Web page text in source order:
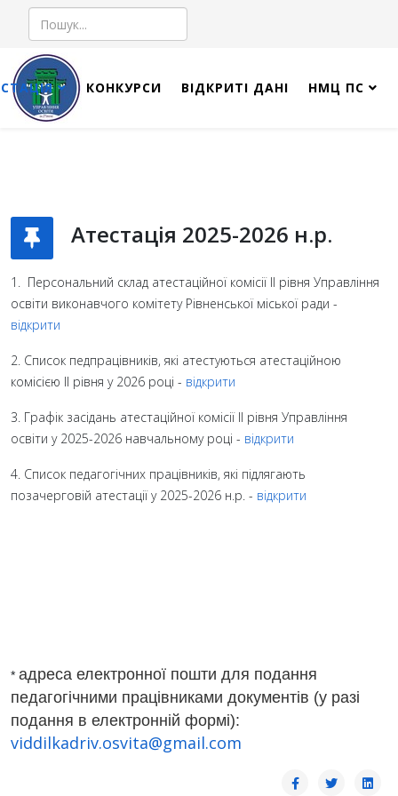
Пошук
КОНКУРСИ ВІДКРИТІ ДАНІ НМЦ ПС
Атестація 2025-2026 н.р.
1. Персональний склад атестаційної комісії ІІ рівня Управління
освіти виконавчого комітету Рівненської міської ради -
відкрити
2. Список педпрацівників, які атестуються атестаційною
комісією ІІ рівня у 2026 році - відкрити
3. Графік засідань атестаційної комісії ІІ рівня Управління
освіти у 2025-2026 навчальному році - відкрити
4. Список педагогічних працівників, які підлягають
позачерговій атестації у 2025-2026 н.р. - відкрити
* адреса електронної пошти для подання
педагогічними працівниками документів (у разі
подання в електронній формі):
viddilkadriv.osvita@gmail.com